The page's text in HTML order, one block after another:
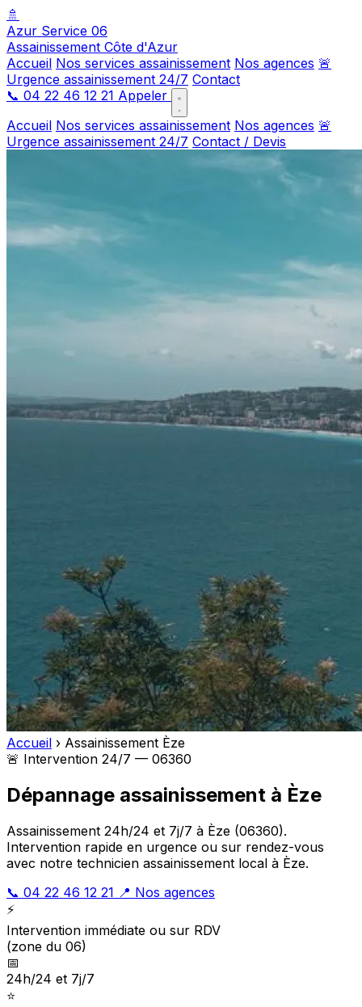
🚿
Azur Service 06
Assainissement Côte d'Azur
Accueil Nos services assainissement Nos agences 🚨
Urgence assainissement 24/7 Contact
📞 04 22 46 12 21 Appeler
Accueil Nos services assainissement Nos agences 🚨
Urgence assainissement 24/7 Contact / Devis
Accueil › Assainissement Èze
🚨 Intervention 24/7 — 06360
Dépannage assainissement à Èze
Assainissement 24h/24 et 7j/7 à Èze (06360).
Intervention rapide en urgence ou sur rendez-vous
avec notre technicien assainissement local à Èze.
📞 04 22 46 12 21 📍 Nos agences
⚡
Intervention immédiate ou sur RDV
(zone du 06)
📅
24h/24 et 7j/7
⭐